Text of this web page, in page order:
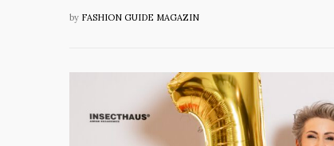
by FASHION GUIDE MAGAZIN